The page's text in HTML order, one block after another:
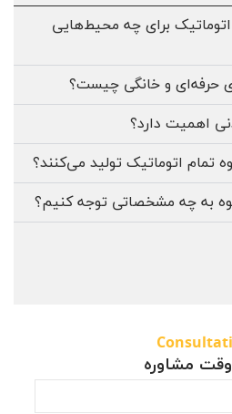
برای چه محیط‌هایی
حرفه‌ای و خانگی چیست؟
اهمیت دارد؟
تمام اتوماتیک تولید می‌کنند؟
به چه مشخصاتی توجه کنیم؟
وقت مشاوره